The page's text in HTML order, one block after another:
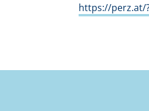
https://perz.at/